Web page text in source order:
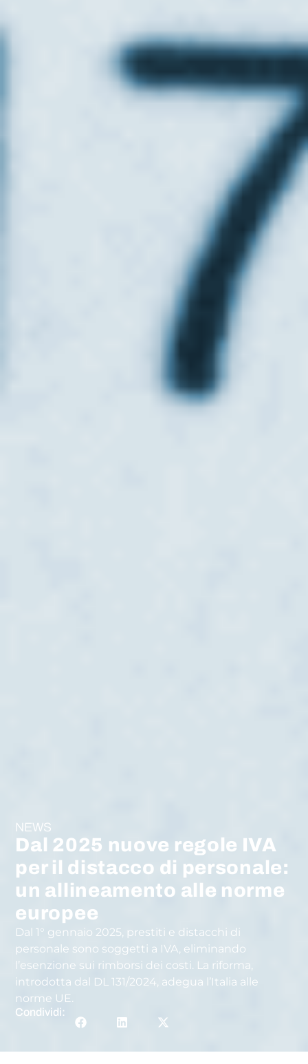
NEWS
Dal 2025 nuove regole IVA
per il distacco di personale:
un allineamento alle norme
europee
Dal 1° gennaio 2025, prestiti e distacchi di
personale sono soggetti a IVA, eliminando
l’esenzione sui rimborsi dei costi. La riforma,
introdotta dal DL 131/2024, adegua l’Italia alle
norme UE.
Condividi: